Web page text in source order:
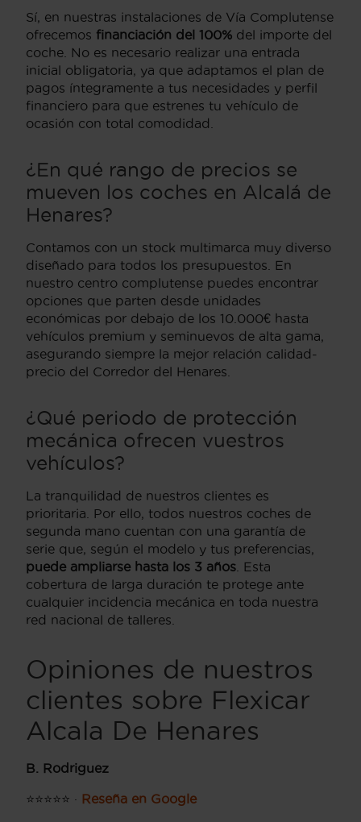
Sí, en nuestras instalaciones de Vía Complutense
ofrecemos financiación del 100% del importe del
coche. No es necesario realizar una entrada
inicial obligatoria, ya que adaptamos el plan de
pagos íntegramente a tus necesidades y perfil
financiero para que estrenes tu vehículo de
ocasión con total comodidad.
¿En qué rango de precios se
mueven los coches en Alcalá de
Henares?
Contamos con un stock multimarca muy diverso
diseñado para todos los presupuestos. En
nuestro centro complutense puedes encontrar
opciones que parten desde unidades
económicas por debajo de los 10.000€ hasta
vehículos premium y seminuevos de alta gama,
asegurando siempre la mejor relación calidad-
precio del Corredor del Henares.
¿Qué periodo de protección
mecánica ofrecen vuestros
vehículos?
La tranquilidad de nuestros clientes es
prioritaria. Por ello, todos nuestros coches de
segunda mano cuentan con una garantía de
serie que, según el modelo y tus preferencias,
puede ampliarse hasta los 3 años . Esta
cobertura de larga duración te protege ante
cualquier incidencia mecánica en toda nuestra
red nacional de talleres.
Opiniones de nuestros
clientes sobre Flexicar
Alcala De Henares
B. Rodriguez
⭐⭐⭐⭐⭐ · Reseña en Google